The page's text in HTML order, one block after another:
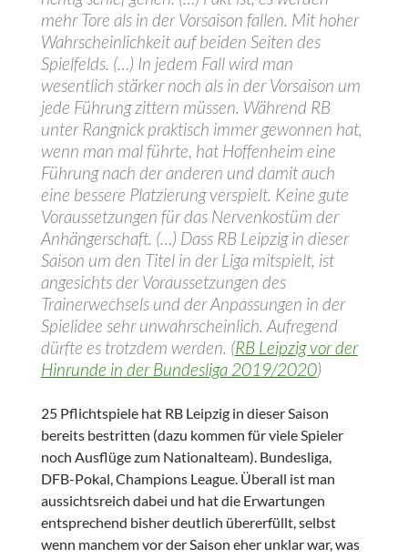
mehr Tore als in der Vorsaison fallen. Mit hoher
Wahrscheinlichkeit auf beiden Seiten des
Spielfelds. (…) In jedem Fall wird man
wesentlich stärker noch als in der Vorsaison um
jede Führung zittern müssen. Während RB
unter Rangnick praktisch immer gewonnen hat,
wenn man mal führte, hat Hoffenheim eine
Führung nach der anderen und damit auch
eine bessere Platzierung verspielt. Keine gute
Voraussetzungen für das Nervenkostüm der
Anhängerschaft. (…) Dass RB Leipzig in dieser
Saison um den Titel in der Liga mitspielt, ist
angesichts der Voraussetzungen des
Trainerwechsels und der Anpassungen in der
Spielidee sehr unwahrscheinlich. Aufregend
dürfte es trotzdem werden. (RB Leipzig vor der
Hinrunde in der Bundesliga 2019/2020)
25 Pflichtspiele hat RB Leipzig in dieser Saison
bereits bestritten (dazu kommen für viele Spieler
noch Ausflüge zum Nationalteam). Bundesliga,
DFB-Pokal, Champions League. Überall ist man
aussichtsreich dabei und hat die Erwartungen
entsprechend bisher deutlich übererfüllt, selbst
wenn manchem vor der Saison eher unklar war, was